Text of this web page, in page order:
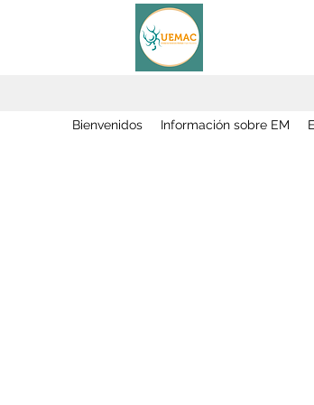
Bienvenidos Información sobre EM